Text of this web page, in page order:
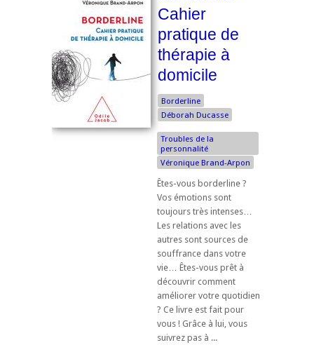
Cahier
pratique de
thérapie à
domicile
Borderline
Déborah Ducasse
Troubles de la
personnalité
Véronique Brand-Arpon
Êtes-vous borderline ?
Vos émotions sont
toujours très intenses…
Les relations avec les
autres sont sources de
souffrance dans votre
vie… Êtes-vous prêt à
découvrir comment
améliorer votre quotidien
? Ce livre est fait pour
vous ! Grâce à lui, vous
suivrez pas à ...